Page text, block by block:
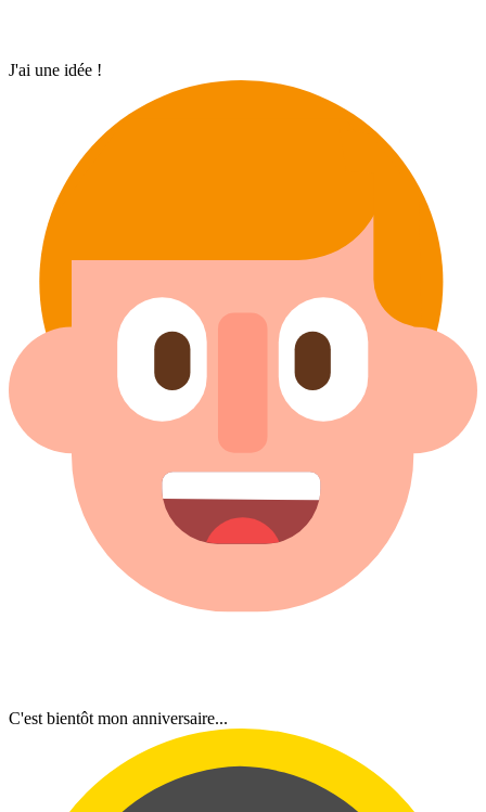
J'ai une idée !
C'est bientôt mon anniversaire...